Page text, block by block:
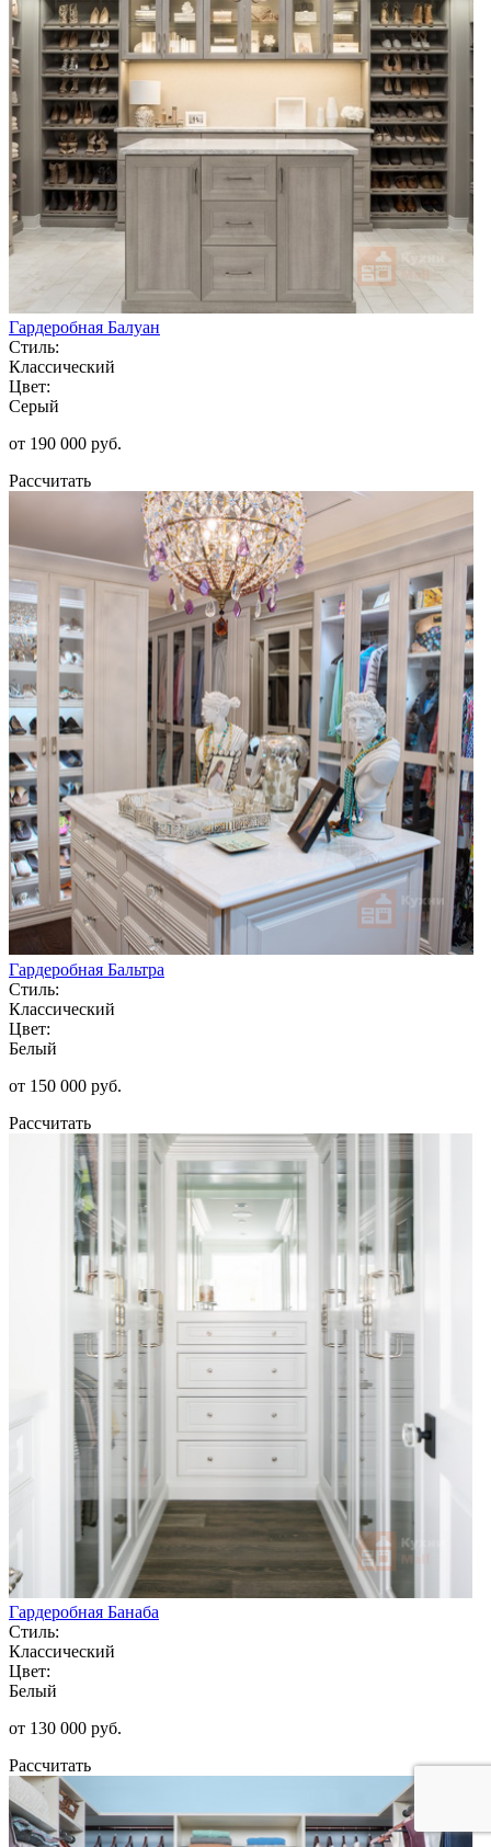
Гардеробная Балуан
Стиль:
Классический
Цвет:
Серый
от 190 000 руб.
Рассчитать
Гардеробная Бальтра
Стиль:
Классический
Цвет:
Белый
от 150 000 руб.
Рассчитать
Гардеробная Банаба
Стиль:
Классический
Цвет:
Белый
от 130 000 руб.
Рассчитать